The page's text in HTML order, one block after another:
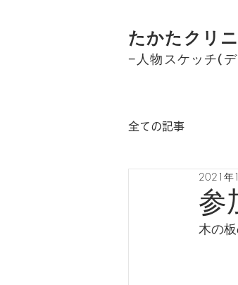
たかたクリ
−人物スケッチ(
全ての記事
参
2021年
木の